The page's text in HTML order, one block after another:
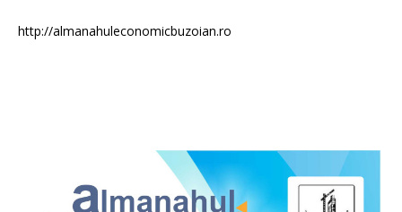
http://almanahuleconomicbuzoian.ro